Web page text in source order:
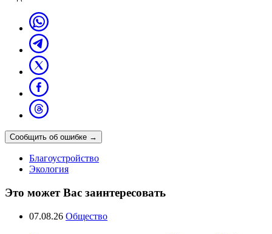
Сообщить об ошибке →
Благоустройство
Экология
Это может Вас заинтересовать
07.08.26 Общество